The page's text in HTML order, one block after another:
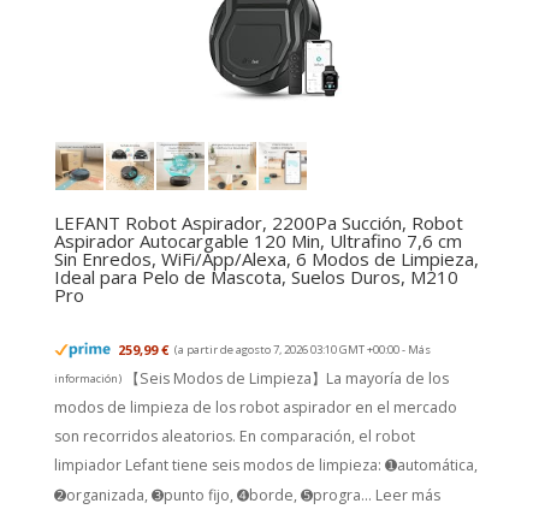
LEFANT Robot Aspirador, 2200Pa Succión, Robot
Aspirador Autocargable 120 Min, Ultrafino 7,6 cm
Sin Enredos, WiFi/App/Alexa, 6 Modos de Limpieza,
Ideal para Pelo de Mascota, Suelos Duros, M210
Pro
259,99 € (a partir de agosto 7, 2026 03:10 GMT +00:00 - Más
información)
【Seis Modos de Limpieza】La mayoría de los
modos de limpieza de los robot aspirador en el mercado
son recorridos aleatorios. En comparación, el robot
limpiador Lefant tiene seis modos de limpieza: ➊automática,
➋organizada, ➌punto fijo, ➍borde, ➎progra... Leer más